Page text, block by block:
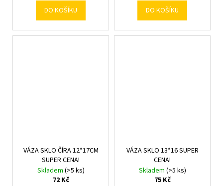
DO KOŠÍKU DO KOŠÍKU
VÁZA SKLO ČÍRA 12*17CM
SUPER CENA!
Skladem (>5 ks)
72 Kč
VÁZA SKLO 13*16 SUPER
CENA!
Skladem (>5 ks)
75 Kč